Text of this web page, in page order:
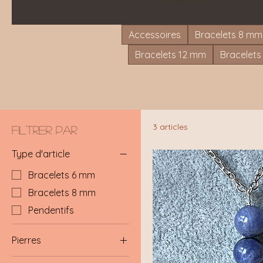
Accessoires Bracelets 8 mm
Bracelets 12 mm
Bracelets
Filtrer par
Type d'article
Bracelets 6 mm
Bracelets 8 mm
Pendentifs
Pierres
3 articles